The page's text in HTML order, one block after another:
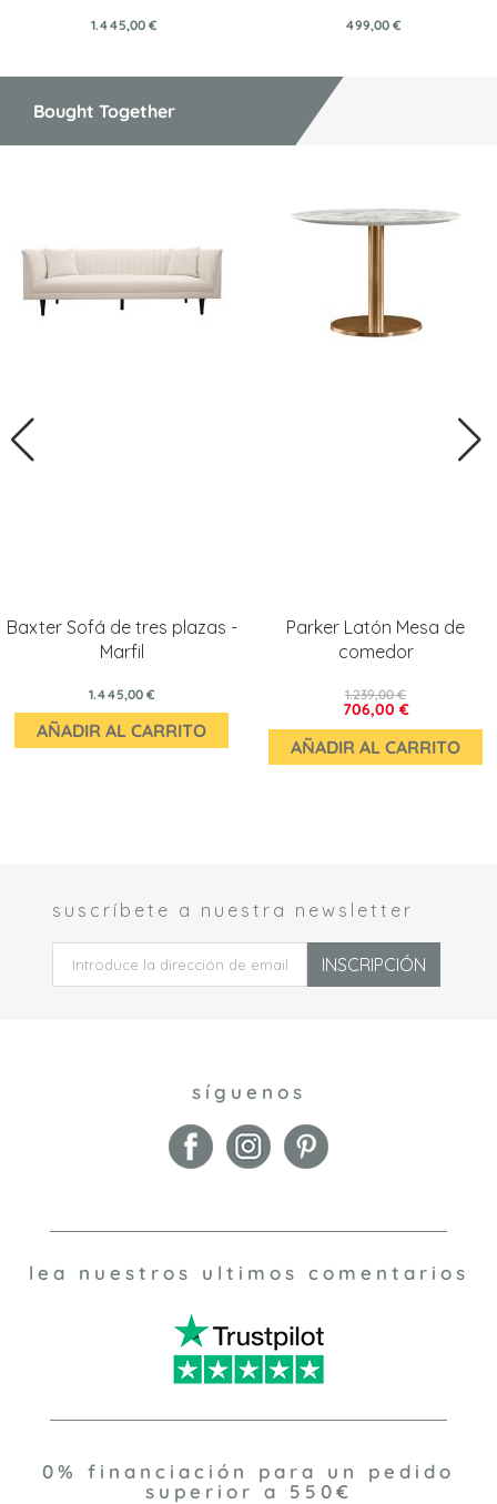
1.445,00 € 499,00 €
Bought Together
Baxter Sofá de tres plazas -
Marfil
1.445,00 €
AÑADIR AL CARRITO
Parker Latón Mesa de
comedor
706,00 €
1.239,00 €
AÑADIR AL CARRITO
suscríbete a nuestra newsletter
INSCRIPCIÓN
síguenos
lea nuestros ultimos comentarios
0% financiación para un pedido
superior a 550€